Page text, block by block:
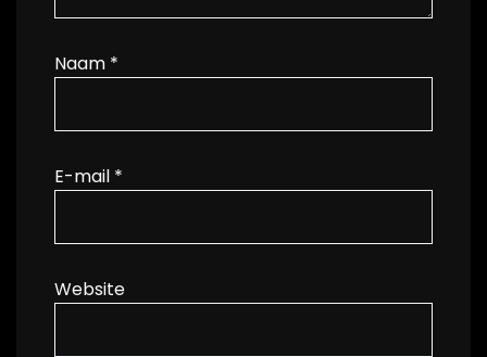
Naam *
E-mail *
Website